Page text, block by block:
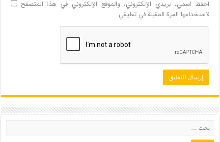
احفظ اسمي، بريدي الإلكتروني، والموقع الإلكتروني في هذا المتصفح
لاستخدامها المرة المقبلة في تعليقي.